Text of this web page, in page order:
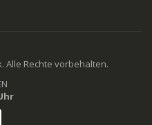
Alle Rechte vorbehalten.